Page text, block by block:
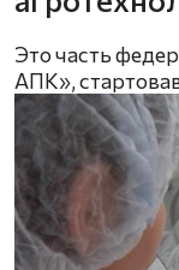
Это часть
АПК»,